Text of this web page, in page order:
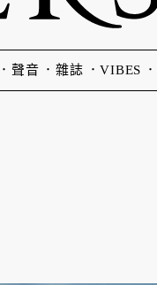
聲音 雜誌 VIBES